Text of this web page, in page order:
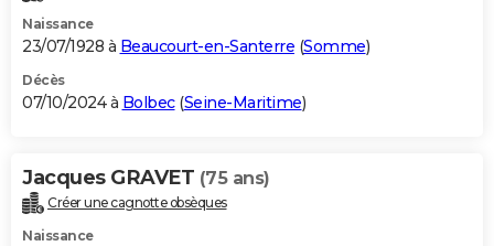
Naissance
23/07/1928 à Beaucourt-en-Santerre (Somme)
Décès
07/10/2024 à Bolbec(Seine-Maritime)
Jacques GRAVET (75 ans)
Créer une cagnotte obsèques
Naissance